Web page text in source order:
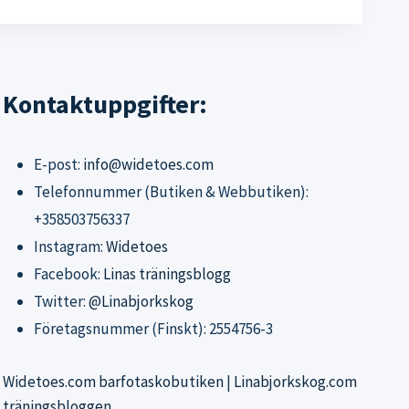
Kontaktuppgifter:
E-post: info@widetoes.com
Telefonnummer (Butiken & Webbutiken):
+358503756337
Instagram:Widetoes
Facebook: Linas träningsblogg
Twitter:@Linabjorkskog
Företagsnummer (Finskt): 2554756-3
Widetoes.com barfotaskobutiken| Linabjorkskog.com